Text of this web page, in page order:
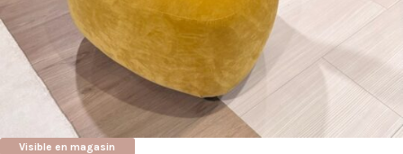
Visible en magasin